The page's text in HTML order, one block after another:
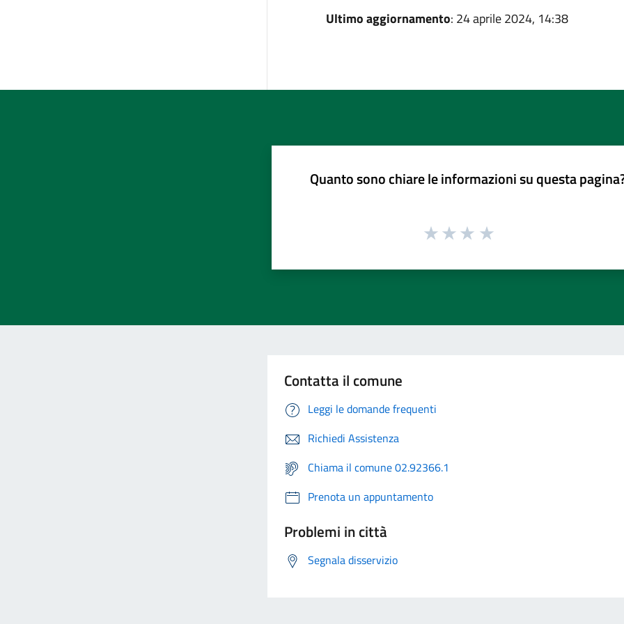
Ultimo aggiornamento: 24 aprile 2024, 14:38
Quanto sono chiare le informazioni su questa
Contatta il comune
Leggi le domande frequenti
Richiedi Assistenza
Chiama il comune 02.92366.1
Prenota un appuntamento
Problemi in città
Segnala disservizio